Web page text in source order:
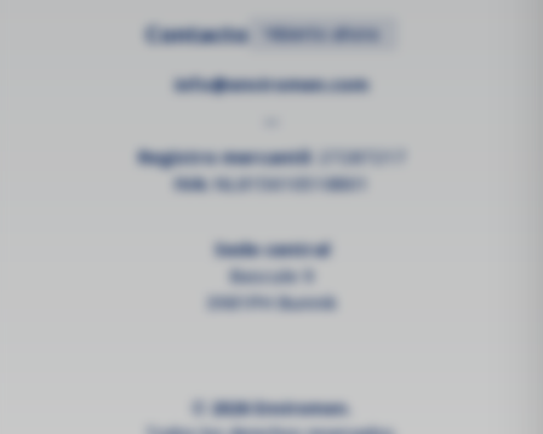
Contacto •Abierto ahora
info@enviromen.com
Registro mercantil: 27287217
IVA: NL815610518B01
Sede central
Bascule 9
3981PH Bunnik
© 2026 Enviromen.